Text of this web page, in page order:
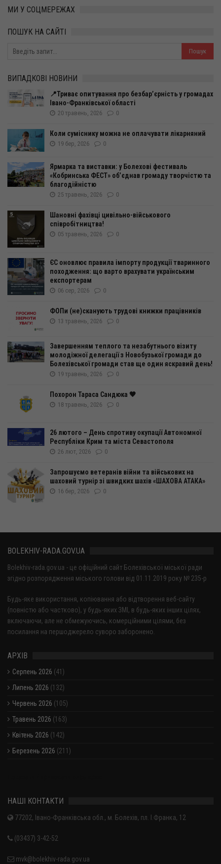
МИ У СОЦМЕРЕЖАХ
ПОШУК НА САЙТІ
ВИПАДКОВІ НОВИНИ
📍Триває опитування про безбар’єрність у громадах
Івано-Франківської області
20 травень, 2026 0
Коли суміснику можна не оплачувати лікарняний
19 бер, 2026 0
Ярмарка та виставки: у Болехові фестиваль
«Кобринська ФЕСТ» об’єднав громаду творчістю та
благодійністю
25 травень, 2026 0
Шановні фахівці цивільно-військового
співробітництва!
05 травень, 2026 0
ЄС оновлює правила імпорту продукції тваринного
походження: що варто врахувати українським
експортерам
06 сер, 2026 0
ФОПи (не)сканують трудові книжки працівників
13 травень, 2026 0
Завершенням теплого та незабутнього візиту
молодіжної делегації з Новобузької громади до
Болехівської громади став ще один яскравий день!
19 травень, 2026 0
Похорон Тараса Сандюка 🖤
18 травень, 2026 0
26 лютого – День спротиву окупації Автономної
Республіки Крим та міста Севастополя
26 лют, 2026 0
Запрошуємо ветеранів війни та військових на
шаховий турнір зі швидких шахів «ШАХОВА АТАКА»
16 бер, 2026 0
BOLEKHIV-RADA.GOV.UA
Bolekhiv-rada.gov.ua - це офіційний сайт Болехівської міської ради
згідно розпорядження міського голови від 01.11.2019 року № 235-р
Будь-яке використання, копіювання або відтворення веб-сайту
(повністю або частково), у будь-яких ЗМІ, в будь-яких інших цілях,
включаючи, але не обмежуючись, комерційними цілями, без
посилання на першоджерело суворо заборонено.
АРХІВ
Серпень 2026 (41)
Липень 2026 (132)
Червень 2026 (105)
Травень 2026 (163)
Квітень 2026 (142)
Березень 2026 (211)
НАШІ КОНТАКТИ
77202, Івано-Франківська обл., м. Болехів, пл. І.Франка, 12
(03437) 3-42-52
mvk@bolekhiv-rada.gov.ua